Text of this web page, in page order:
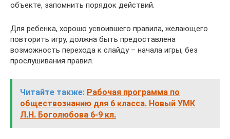
объекте, запомнить порядок действий.
Для ребенка, хорошо усвоившего правила, желающего
повторить игру, должна быть предоставлена
возможность перехода к слайду – начала игры, без
прослушивания правил.
Читайте также: Рабочая программа по
обществознанию для 6 класса. Новый УМК
Л.Н. Боголюбова 6-9 кл.